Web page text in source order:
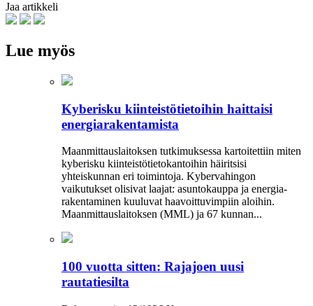
Jaa artikkeli
Lue myös
Kyberisku kiinteistötietoihin haittaisi
energiarakentamista
Maanmittauslaitoksen tutkimuksessa kartoitettiin miten
kyberisku kiinteistö­tietokantoihin häiritsisi
yhteiskunnan eri toimintoja. Kyber­vahingon
vaikutukset olisivat laajat: asuntokauppa ja energia­
rakentaminen kuuluvat haavoittuvimpiin aloihin.
Maanmittauslaitoksen (MML) ja 67 kunnan...
100 vuotta sitten: Rajajoen uusi
rautatiesilta